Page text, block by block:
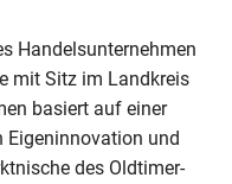
Handelsunternehmen
mit Sitz im Landkreis
basiert auf einer
Eigeninnovation und
des Oldtimer-